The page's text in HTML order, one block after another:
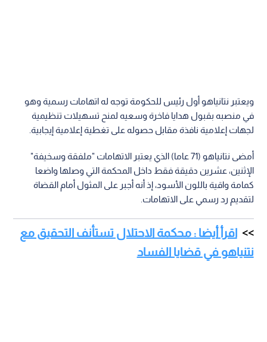
ويعتبر نتانياهو أول رئيس للحكومة توجه له اتهامات رسمية وهو
في منصبه بقبول هدايا فاخرة وسعيه لمنح تسهيلات تنظيمية
لجهات إعلامية نافذة مقابل حصوله على تغطية إعلامية إيجابية.
أمضى نتانياهو (71 عاما) الذي يعتبر الاتهامات "ملفقة وسخيفة"
الإثنين، عشرين دقيقة فقط داخل المحكمة التي وصلها واضعا
كمامة واقية باللون الأسود، إذ أنه أجبر على المثول أمام القضاة
لتقديم رد رسمي على الاتهامات.
اقرأ أيضا : محكمة الاحتلال تستأنف التحقيق مع
نتنياهو في قضايا الفساد